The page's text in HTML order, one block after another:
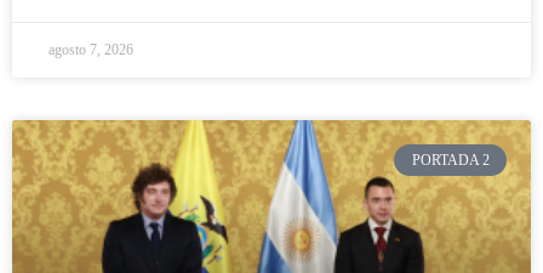
agosto 7, 2026
PORTADA 2